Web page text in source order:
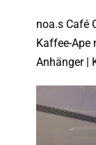
noa.s Café
Kaffee-Ape
Anhänger |